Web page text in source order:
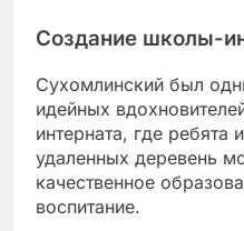
Создание школы-
Сухомлинский был
идейных
интерната, где ребята
удаленных деревень
качественное
воспитание.